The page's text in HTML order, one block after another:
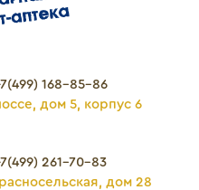
168-85-86
дом 5, корпус 6
261-70-83
дом 28